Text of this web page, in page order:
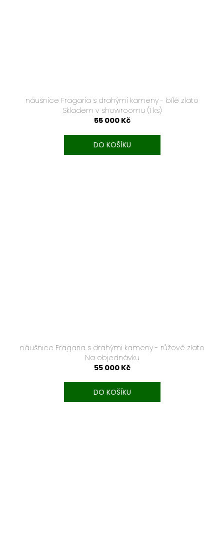
náušnice Fragaria s drahými kameny - bílé zlato
Skladem v showroomu (1 ks)
55 000 Kč
DO KOŠÍKU
náušnice Fragaria s drahými kameny - růžové zlato
Na objednávku
55 000 Kč
DO KOŠÍKU